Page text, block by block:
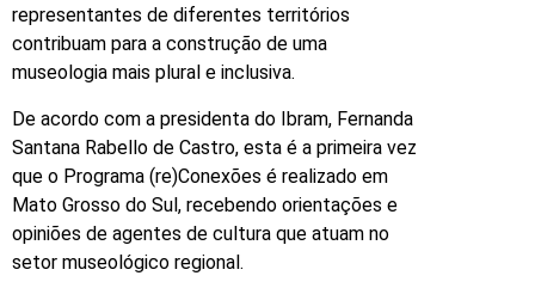
representantes de diferentes territórios
contribuam para a construção de uma
museologia mais plural e inclusiva.
De acordo com a presidenta do Ibram, Fernanda
Santana Rabello de Castro, esta é a primeira vez
que o Programa (re)Conexões é realizado em
Mato Grosso do Sul, recebendo orientações e
opiniões de agentes de cultura que atuam no
setor museológico regional.